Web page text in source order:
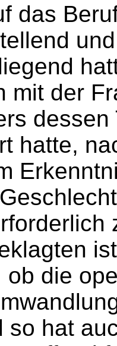
das
mit der
hatte,
ob die
so hat